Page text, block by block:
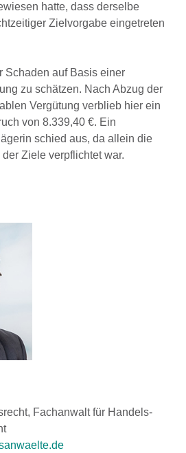
hatte, dass derselbe
Zielvorgabe eingetreten
Schaden auf Basis einer
zu schätzen. Nach Abzug der
Vergütung verblieb hier ein
von 8.339,40 €. Ein
schied aus, da allein die
Ziele verpflichtet war.
Fachanwalt für Handels-